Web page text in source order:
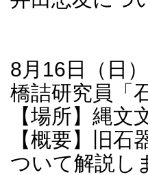
8月16日（日）
橋詰研究員「
【場所】縄
【概要】旧
ついて解説し